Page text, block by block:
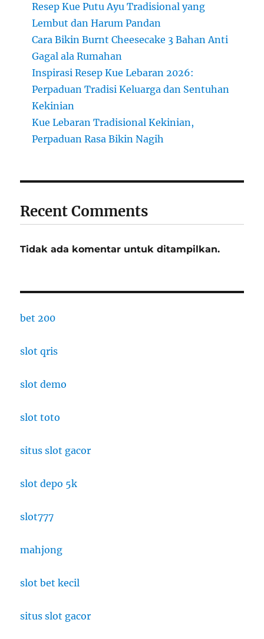
Resep Kue Putu Ayu Tradisional yang
Lembut dan Harum Pandan
Cara Bikin Burnt Cheesecake 3 Bahan Anti
Gagal ala Rumahan
Inspirasi Resep Kue Lebaran 2026:
Perpaduan Tradisi Keluarga dan Sentuhan
Kekinian
Kue Lebaran Tradisional Kekinian,
Perpaduan Rasa Bikin Nagih
Recent Comments
Tidak ada komentar untuk ditampilkan.
bet 200
slot qris
slot demo
slot toto
situs slot gacor
slot depo 5k
slot777
mahjong
slot bet kecil
situs slot gacor